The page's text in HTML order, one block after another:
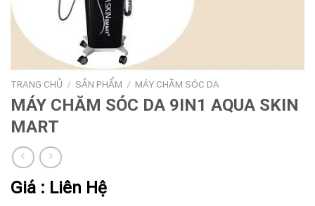
TRANG CHỦ / SẢN PHẨM / MÁY CHĂM SÓC DA
MÁY CHĂM SÓC DA 9IN1 AQUA SKIN
MART
Giá : Liên Hệ